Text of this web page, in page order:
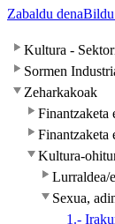
Zabaldu denaBildu
Kultura -
Sormen
Zeharkakoak
Finantzaketa
Finantzaketa
Kultura-
Lurraldea/
Sexua,
1.-